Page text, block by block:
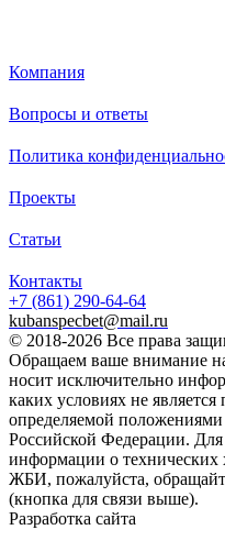
Блок упора — это элемент
стороны.
Основная задача блока —
Сфера применения:
давлением. Также блоки
Монтаж: блок заглубляют
чтобы телескопический
Блок упора
В наличии
акция
Компания
Вопросы и ответы
Политика
Проекты
Статьи
Контакты
+7 (861) 290-64-64
kubanspecbet@mail.ru
© 2018-2026 Все права
Обращаем ваше внимание
носит исключительно
каких условиях не
определяемой положениями
Российской Федерации.
информации о технических
ЖБИ, пожалуйста,
(кнопка для связи выше).
Разработка сайта